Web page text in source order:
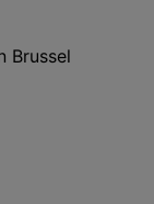
Brussel